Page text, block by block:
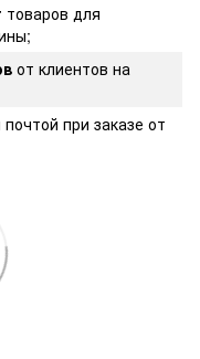
товаров для
от клиентов на
при заказе от